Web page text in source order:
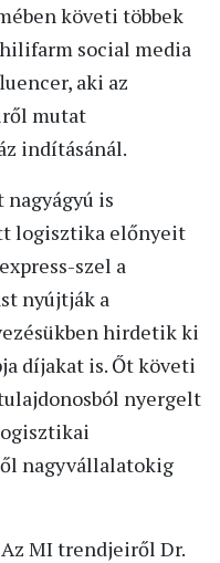
követi többek
social media
aki az
mutat
indításánál.
nagyágyú is
logisztika előnyeit
szel a
nyújtják a
hirdetik ki
díjakat is. Őt követi
nyergelt
nagyvállalatokig
Az MI trendjeiről Dr.